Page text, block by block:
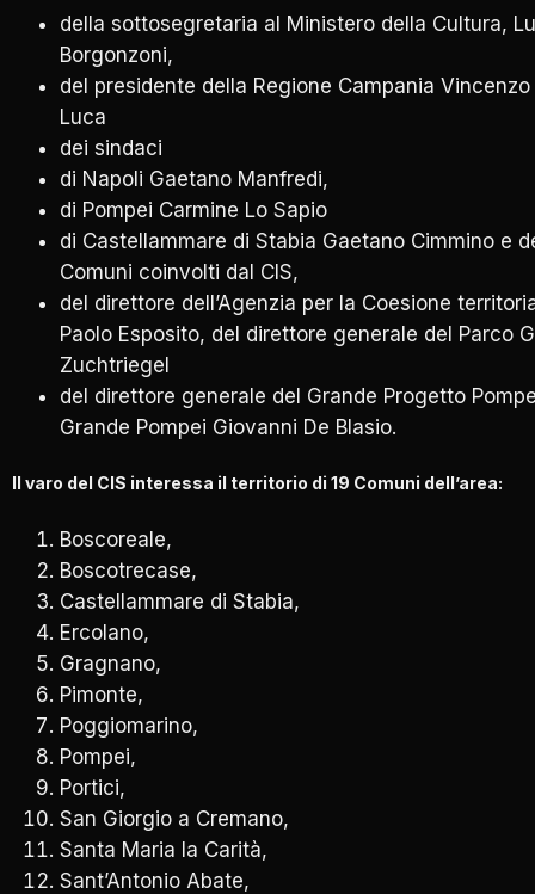
della sottosegretaria al Ministero della Cultura,
Borgonzoni,
del presidente della Regione Campania Vincenzo
Luca
dei sindaci
di Napoli Gaetano Manfredi,
di Pompei Carmine Lo Sapio
di Castellammare di Stabia Gaetano Cimmino e
Comuni coinvolti dal CIS,
del direttore dell’Agenzia per la Coesione
Paolo Esposito, del direttore generale del Parco
Zuchtriegel
del direttore generale del Grande Progetto
Grande Pompei Giovanni De Blasio.
Il varo del CIS interessa il territorio di 19 Comuni dell’area:
Boscoreale,
Boscotrecase,
Castellammare di Stabia,
Ercolano,
Gragnano,
Pimonte,
Poggiomarino,
Pompei,
Portici,
San Giorgio a Cremano,
Santa Maria la Carità,
Sant’Antonio Abate,